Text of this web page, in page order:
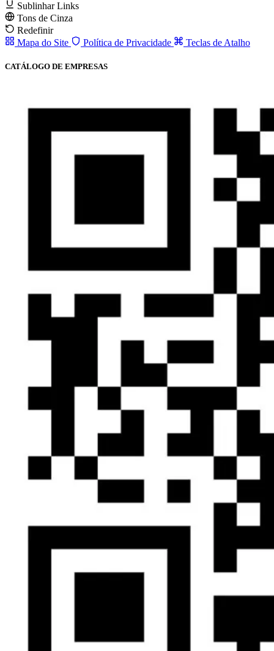
Sublinhar Links
Tons de Cinza
Redefinir
Mapa do Site
Política de Privacidade Teclas de Atalho
CATÁLOGO DE EMPRESAS